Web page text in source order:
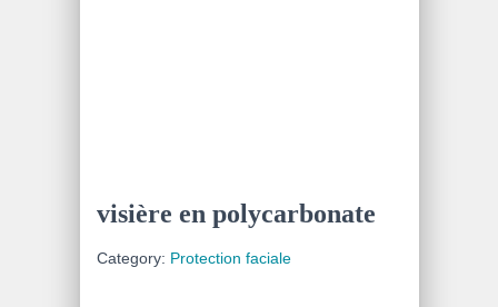
visière en polycarbonate
Category: Protection faciale